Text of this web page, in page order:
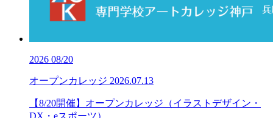
2026 08/20
オープンカレッジ 2026.07.13
【8/20開催】オープンカレッジ（イラストデザイン・
DX・eスポーツ）